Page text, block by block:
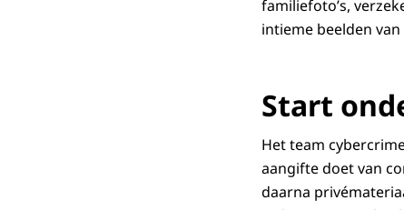
familiefoto’s,
intieme beelden
Start
Het team
aangifte doet van
daarna